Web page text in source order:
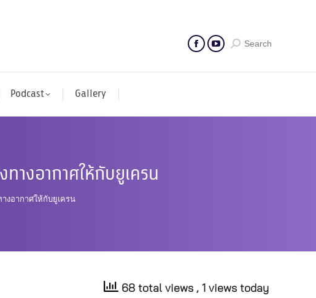
Search
Podcast Gallery
างอากาศให้กับยูเครน
งอากาศให้กับยูเครน
68 total views , 1 views today